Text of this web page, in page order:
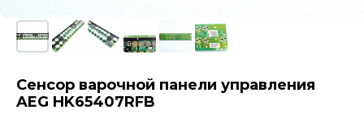
Сенсор варочной панели управления
AEG HK65407RFB